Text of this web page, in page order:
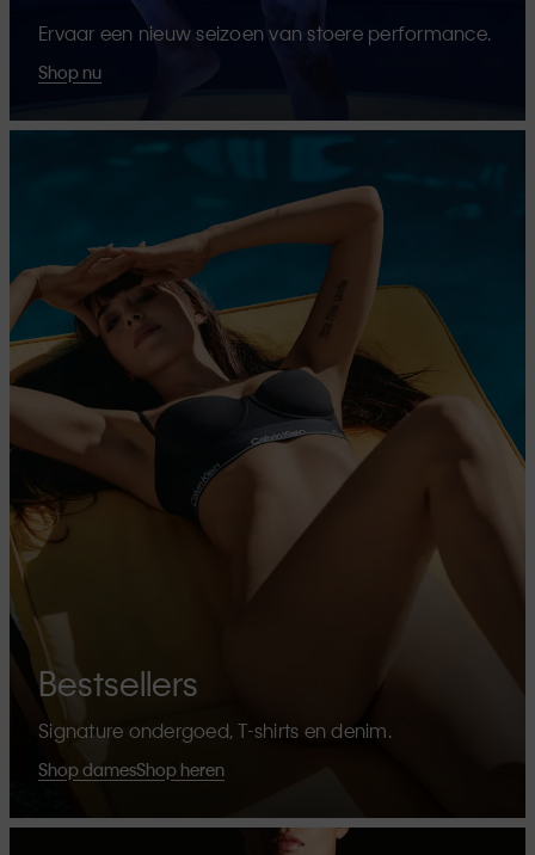
Ervaar een nieuw seizoen van stoere performance.
Shop nu
Bestsellers
Signature ondergoed, T-shirts en denim.
Shop damesShop heren